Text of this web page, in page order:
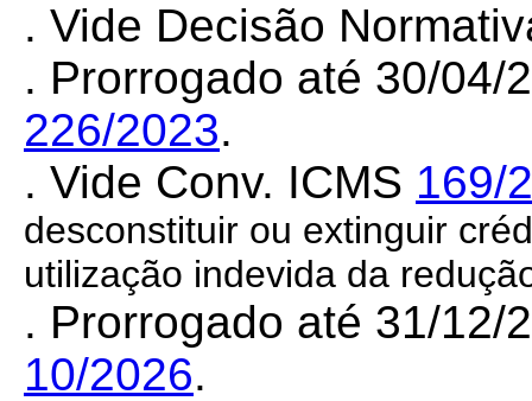
. Vide Decisão
. Prorrogado até 30/04/
226/2023.
. Vide Conv. ICMS 169/
desconstituir ou extinguir
utilização indevida da
. Prorrogado até 31/12/
10/2026.